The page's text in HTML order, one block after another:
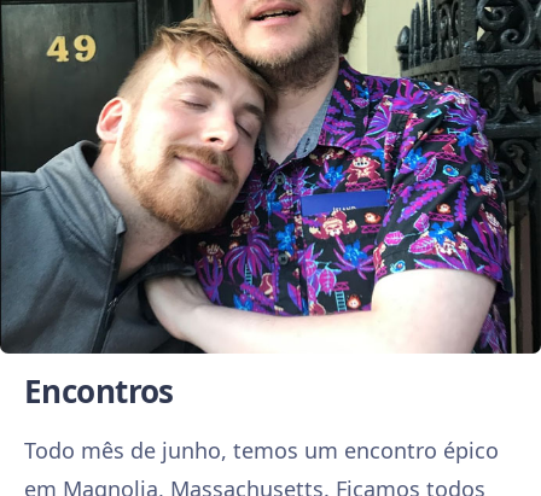
Encontros
Todo mês de junho, temos um encontro épico
em Magnolia, Massachusetts. Ficamos todos